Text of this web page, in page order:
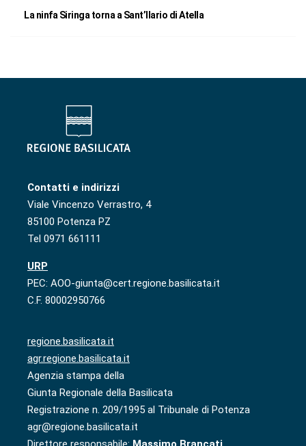
La ninfa Siringa torna a Sant’Ilario di Atella
Contatti e indirizzi
Viale Vincenzo Verrastro, 4
85100 Potenza PZ
Tel 0971 661111
URP
PEC: AOO-giunta@cert.regione.basilicata.it
C.F. 80002950766
regione.basilicata.it
agr.regione.basilicata.it
Agenzia stampa della
Giunta Regionale della Basilicata
Registrazione n. 209/1995 al Tribunale di Potenza
agr@regione.basilicata.it